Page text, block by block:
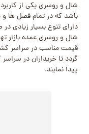
شال و روسری یکی از
باشد که در تمام فصل ها و
دارای تنوع بسیار زیادی
شال و روسری عمده بازار
قیمت مناسب در سراسر
گردد تا خریداران در
پیدا نمایند.